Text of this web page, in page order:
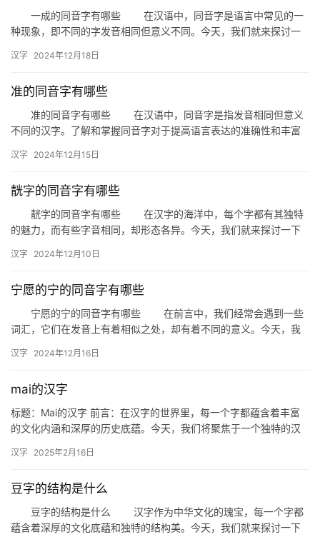
一成的同音字有哪些 在汉语中，同音字是语言中常见的一
种现象，即不同的字发音相同但意义不同。今天，我们就来探讨一
汉字 2024年12月18日
准的同音字有哪些
准的同音字有哪些 在汉语中，同音字是指发音相同但意义
不同的汉字。了解和掌握同音字对于提高语言表达的准确性和丰富
…
汉字 2024年12月15日
靗字的同音字有哪些
靗字的同音字有哪些 在汉字的海洋中，每个字都有其独特
的魅力，而有些字音相同，却形态各异。今天，我们就来探讨一下
汉字 2024年12月10日
宁愿的宁的同音字有哪些
宁愿的宁的同音字有哪些 在前言中，我们经常会遇到一些
词汇，它们在发音上有着相似之处，却有着不同的意义。今天，我
汉字 2024年12月16日
mai的汉字
标题：Mai的汉字 前言：在汉字的世界里，每一个字都蕴含着丰富
的文化内涵和深厚的历史底蕴。今天，我们将聚焦于一个独特的汉
汉字 2025年2月16日
豆字的结构是什么
豆字的结构是什么 汉字作为中华文化的瑰宝，每一个字都
蕴含着深厚的文化底蕴和独特的结构美。今天，我们就来探讨一下